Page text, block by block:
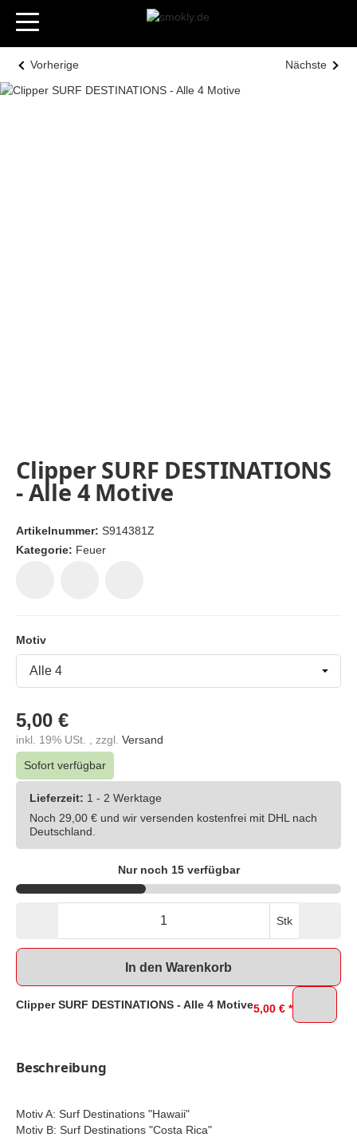
Vorherige Nächste
Clipper SURF DESTINATIONS
- Alle 4 Motive
Artikelnummer: S914381Z
Kategorie: Feuer
Motiv
Motiv
5,00 €
inkl. 19% USt. , zzgl. Versand
Sofort verfügbar
Lieferzeit: 1 - 2 Werktage
Noch 29,00 € und wir versenden kostenfrei mit DHL nach
Deutschland.
Nur noch 15 verfügbar
Stk
In den Warenkorb
Clipper SURF DESTINATIONS - Alle 4 Motive5,00 € *
Beschreibung
Motiv A: Surf Destinations "Hawaii"
Motiv B: Surf Destinations "Costa Rica"